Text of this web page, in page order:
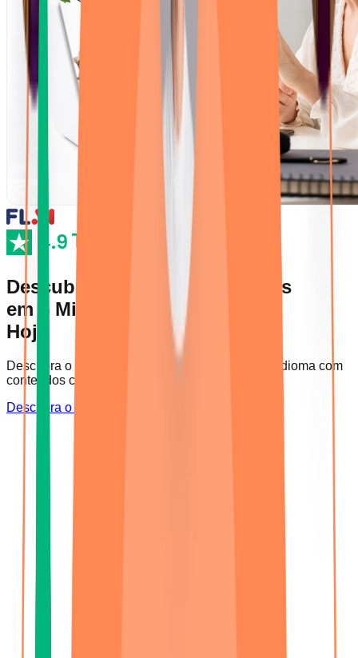
Descubra o Seu Nível de Inglês
em 5 Minutos
Hoje
Descubra o seu nível e ultrapasse a barreira do idioma com
conteúdos criados especialmente para si.
Descubra o Seu Nível